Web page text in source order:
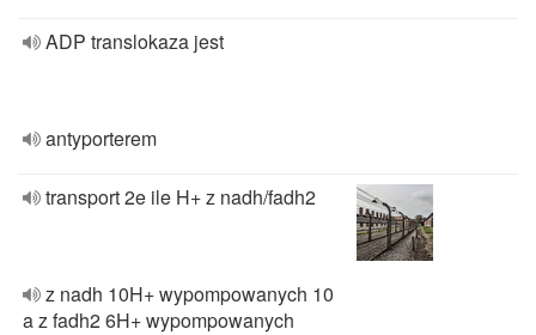
ADP translokaza jest
antyporterem
transport 2e ile H+ z nadh/fadh2
z nadh 10H+ wypompowanych 10
a z fadh2 6H+ wypompowanych